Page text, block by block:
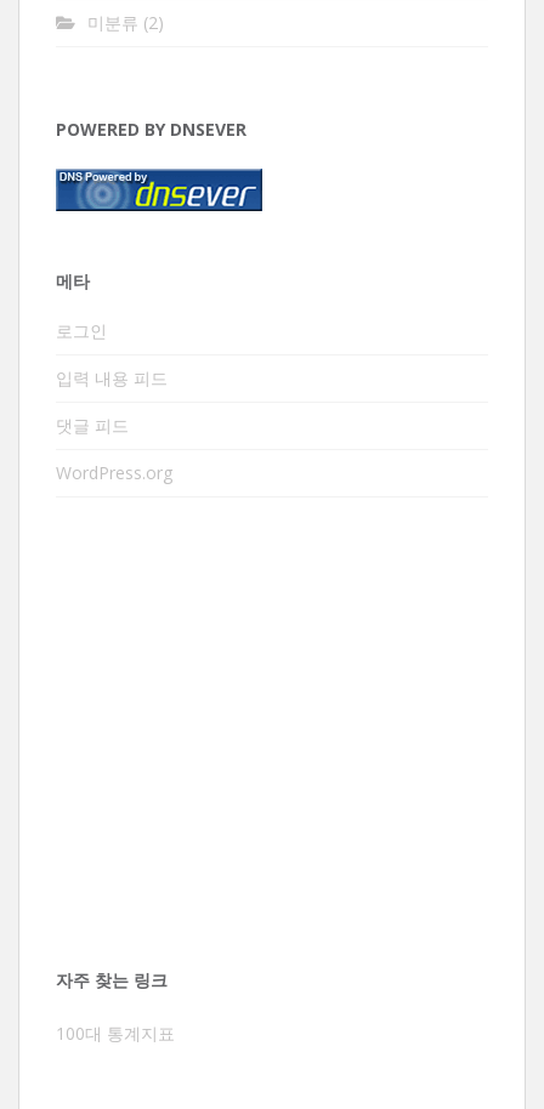
미분류 (2)
POWERED BY DNSEVER
메타
로그인
입력 내용 피드
댓글 피드
WordPress.org
자주 찾는 링크
100대 통계지표